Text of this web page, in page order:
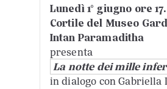
Lunedì 1° giugno ore
Cortile del Museo
Intan Paramaditha
presenta
La notte dei mille
in dialogo con Gabriella